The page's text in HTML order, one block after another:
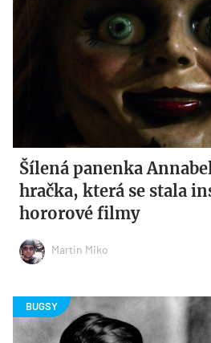
Šílená panenka
hračka, která se stala
hororové filmy
Martin Miko